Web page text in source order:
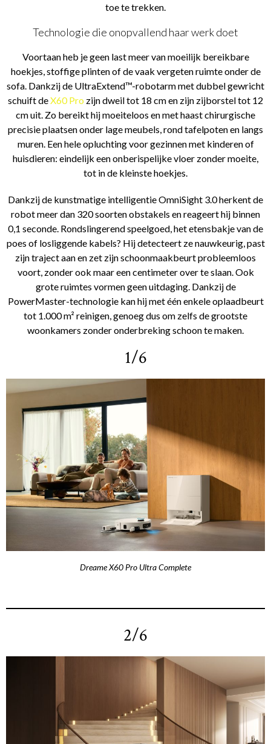
toe te trekken.
Technologie die onopvallend haar werk doet
Voortaan heb je geen last meer van moeilijk bereikbare
hoekjes, stoffige plinten of de vaak vergeten ruimte onder de
sofa. Dankzij de UltraExtend™-robotarm met dubbel gewricht
schuift deX60 Pro zijn dweil tot 18 cm en zijn zijborstel tot 12
cm uit. Zo bereikt hij moeiteloos en met haast chirurgische
precisie plaatsen onder lage meubels, rond tafelpoten en langs
muren. Een hele opluchting voor gezinnen met kinderen of
huisdieren: eindelijk een onberispelijke vloer zonder moeite,
tot in de kleinste hoekjes.
Dankzij de kunstmatige intelligentie OmniSight 3.0 herkent de
robot meer dan 320 soorten obstakels en reageert hij binnen
0,1 seconde. Rondslingerend speelgoed, het etensbakje van de
poes of losliggende kabels? Hij detecteert ze nauwkeurig, past
zijn traject aan en zet zijn schoonmaakbeurt probleemloos
voort, zonder ook maar een centimeter over te slaan. Ook
grote ruimtes vormen geen uitdaging. Dankzij de
PowerMaster-technologie kan hij met één enkele oplaadbeurt
tot 1.000 m² reinigen, genoeg dus om zelfs de grootste
woonkamers zonder onderbreking schoon te maken.
1/6
Dreame X60 Pro Ultra Complete
2/6